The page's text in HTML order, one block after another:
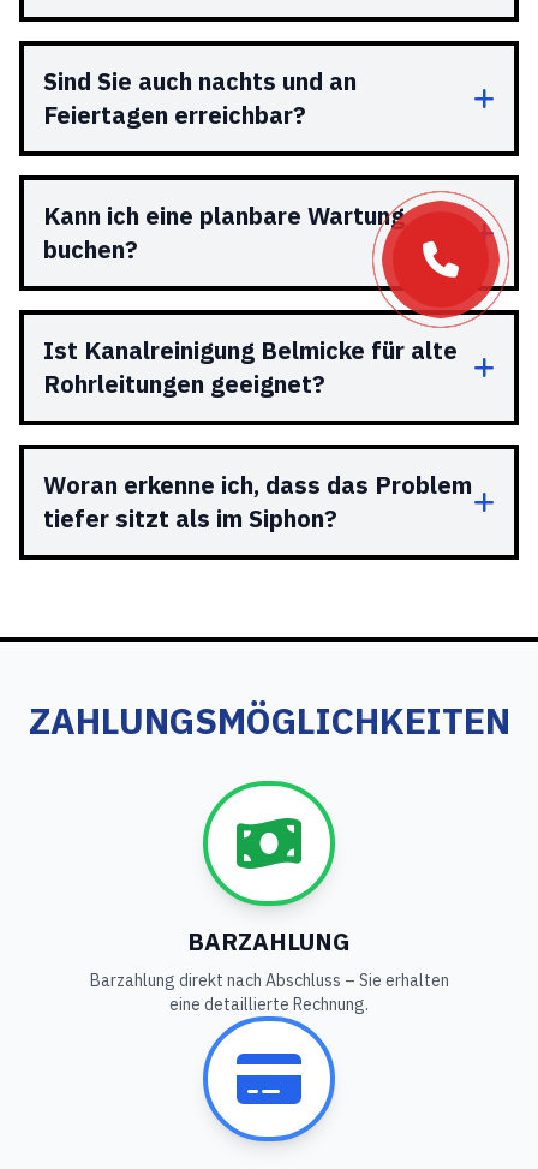
Sind Sie auch nachts und an
Feiertagen erreichbar?
Kann ich eine planbare Wartung
buchen?
Ist Kanalreinigung Belmicke für alte
Rohrleitungen geeignet?
Woran erkenne ich, dass das Problem
tiefer sitzt als im Siphon?
ZAHLUNGSMÖGLICHKEITEN
BARZAHLUNG
Barzahlung direkt nach Abschluss – Sie erhalten
eine detaillierte Rechnung.